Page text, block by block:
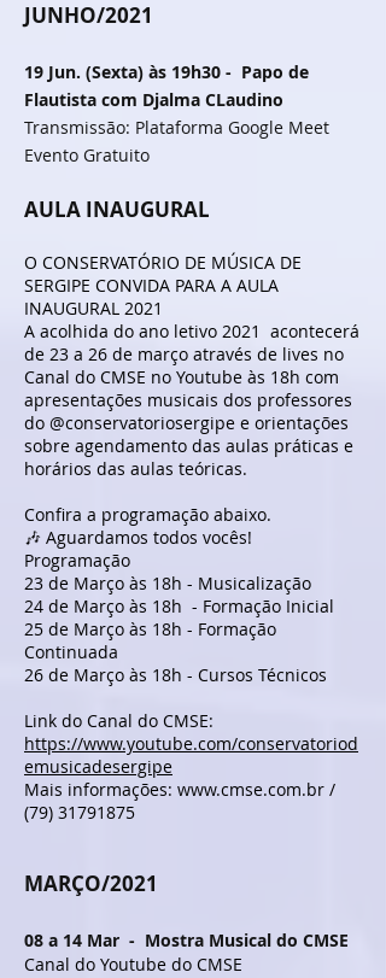
JUNHO/2021
19 Jun. (Sexta) às 19h30 - Papo de
Flautista com Djalma CLaudino
Transmissão: Plataforma Google Meet
Evento Gratuito
AULA INAUGURAL
O CONSERVATÓRIO DE MÚSICA DE
SERGIPE CONVIDA PARA A AULA
INAUGURAL 2021
A acolhida do ano letivo 2021 acontecerá
de 23 a 26 de março através de lives no
Canal do CMSE no Youtube às 18h com
apresentações musicais dos professores
do @conservatoriosergipe e orientações
sobre agendamento das aulas práticas e
horários das aulas teóricas.
Confira a programação abaixo.
🎶 Aguardamos todos vocês!
Programação
23 de Março às 18h - Musicalização
24 de Março às 18h - Formação Inicial
25 de Março às 18h - Formação
Continuada
26 de Março às 18h - Cursos Técnicos
Link do Canal do CMSE:
https://www.youtube.com/conservatoriod
emusicadesergipe
Mais informações: www.cmse.com.br /
(79) 31791875
MARÇO/2021
08 a 14 Mar - Mostra Musical do CMSE
Canal do Youtube do CMSE